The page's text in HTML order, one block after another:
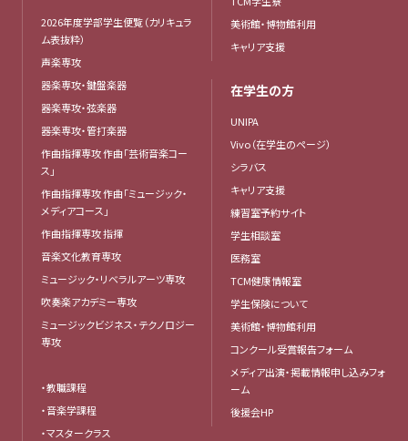
2026年度学部学生便覧（カリキュラ
ム表抜粋）
声楽専攻
器楽専攻・鍵盤楽器
器楽専攻・弦楽器
器楽専攻・管打楽器
作曲指揮専攻 作曲「芸術音楽コー
ス」
作曲指揮専攻 作曲「ミュージック・
メディアコース」
作曲指揮専攻 指揮
音楽文化教育専攻
ミュージック・リベラルアーツ専攻
吹奏楽アカデミー専攻
ミュージックビジネス・テクノロジー
専攻
・教職課程
・音楽学課程
・マスタークラス
美術館・博物館利用
キャリア支援
在学生の方
UNIPA
Vivo（在学生のページ）
シラバス
キャリア支援
練習室予約サイト
学生相談室
医務室
TCM健康情報室
学生保険について
美術館・博物館利用
コンクール受賞報告フォーム
メディア出演・掲載情報申し込みフォ
ーム
後援会HP